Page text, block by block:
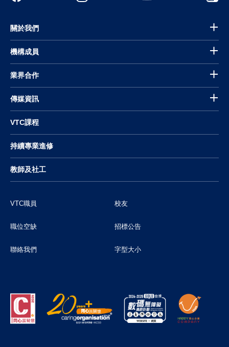
關於我們
機構成員
業界合作
傳媒資訊
VTC課程
持續專業進修
教師及社工
VTC職員 校友
職位空缺 招標公告
聯絡我們 字型大小